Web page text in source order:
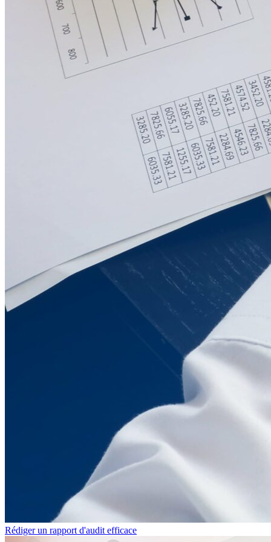
Rédiger un rapport d'audit efficace